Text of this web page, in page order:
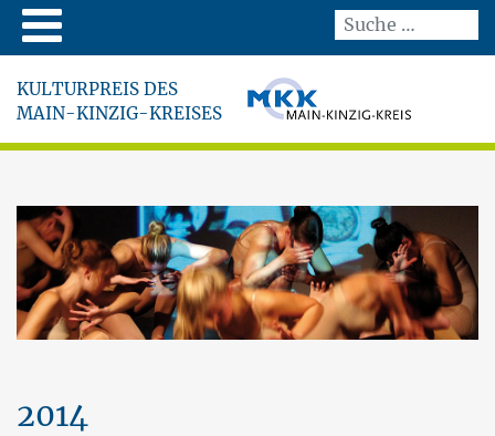
KULTURPREIS DES
MAIN-KINZIG-KREISES
2014